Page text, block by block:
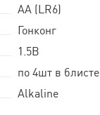
АА (LR6)
Гонконг
1.5В
по 4шт в
Alkaline